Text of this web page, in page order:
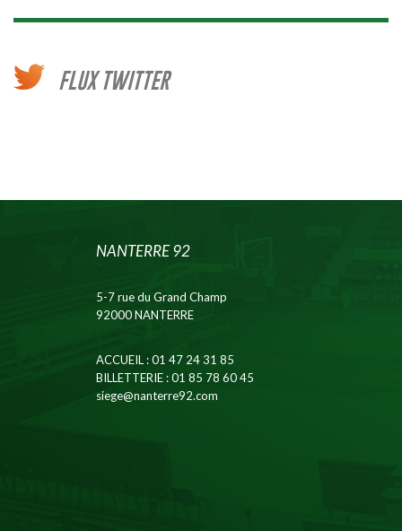
FLUX TWITTER
NANTERRE 92
5-7 rue du Grand Champ
92000 NANTERRE
ACCUEIL: 01 47 24 31 85
BILLETTERIE: 01 85 78 60 45
siege@nanterre92.com